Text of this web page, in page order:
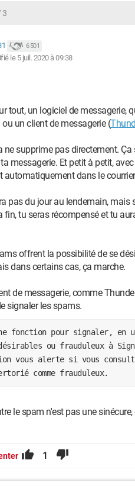
3
6 501
le 5 juil. 2020 à 09:38
tout, un logiciel de messagerie,
un client de messagerie (
ne supprime pas directement.
messagerie. Et petit à petit,
automatiquement dans le
pas du jour au lendemain,
fin, tu seras récompensé et tu
offrent la possibilité de se
dans certains cas, ça marche.
de messagerie, comme
signaler les spams.
fonction pour signaler, en
ou frauduleux à
vous alerte si vous
comme frauduleux.
le spam n'est pas une
1